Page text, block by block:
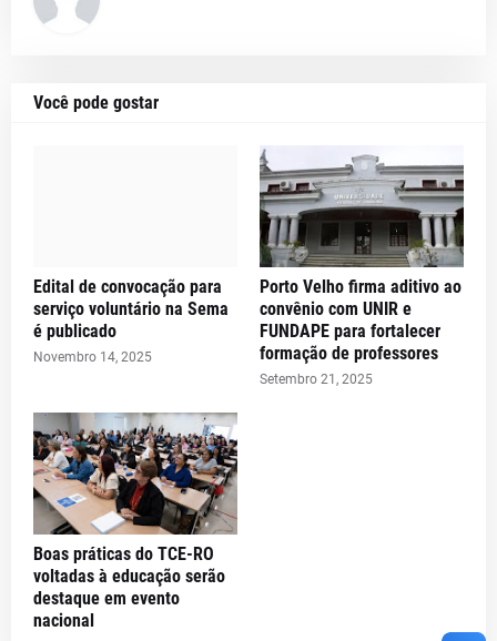
Você pode gostar
Edital de convocação para
serviço voluntário na Sema
é publicado
Novembro 14, 2025
Porto Velho firma aditivo ao
convênio com UNIR e
FUNDAPE para fortalecer
formação de professores
Setembro 21, 2025
Boas práticas do TCE-RO
voltadas à educação serão
destaque em evento
nacional